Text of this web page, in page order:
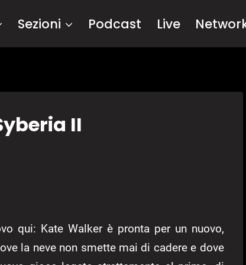
Sezioni Podcast Live
II
qui: Kate Walker è pronta per un nuovo,
la neve non smette mai di cadere e dove